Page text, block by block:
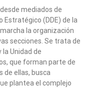
mediados de
Estratégico (DDE) de la
la organización
secciones. Se trata de
la Unidad de
que forman parte de
de ellas, busca
plantea el complejo